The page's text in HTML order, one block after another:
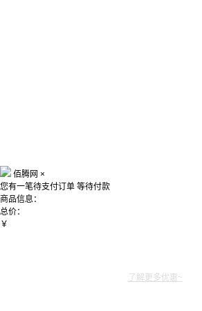
佰腾网 ×
您有一笔待支付订单 等待付款
商品信息：
总价：
￥
了解更多优惠~